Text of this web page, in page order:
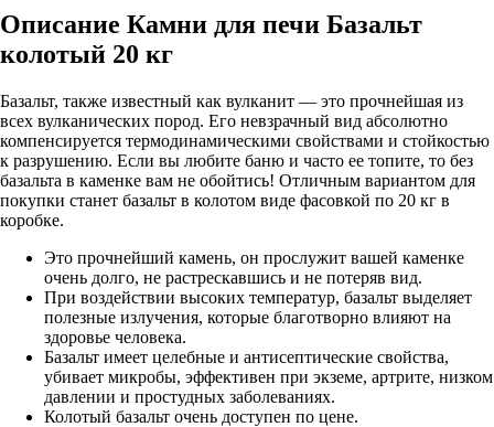
Описание Камни для печи Базальт
колотый 20 кг
Базальт, также известный как вулканит — это прочнейшая из
всех вулканических пород. Его невзрачный вид абсолютно
компенсируется термодинамическими свойствами и стойкостью
к разрушению. Если вы любите баню и часто ее топите, то без
базальта в каменке вам не обойтись! Отличным вариантом для
покупки станет базальт в колотом виде фасовкой по 20 кг в
коробке.
Это прочнейший камень, он прослужит вашей каменке
очень долго, не растрескавшись и не потеряв вид.
При воздействии высоких температур, базальт выделяет
полезные излучения, которые благотворно влияют на
здоровье человека.
Базальт имеет целебные и антисептические свойства,
убивает микробы, эффективен при экземе, артрите, низком
давлении и простудных заболеваниях.
Колотый базальт очень доступен по цене.